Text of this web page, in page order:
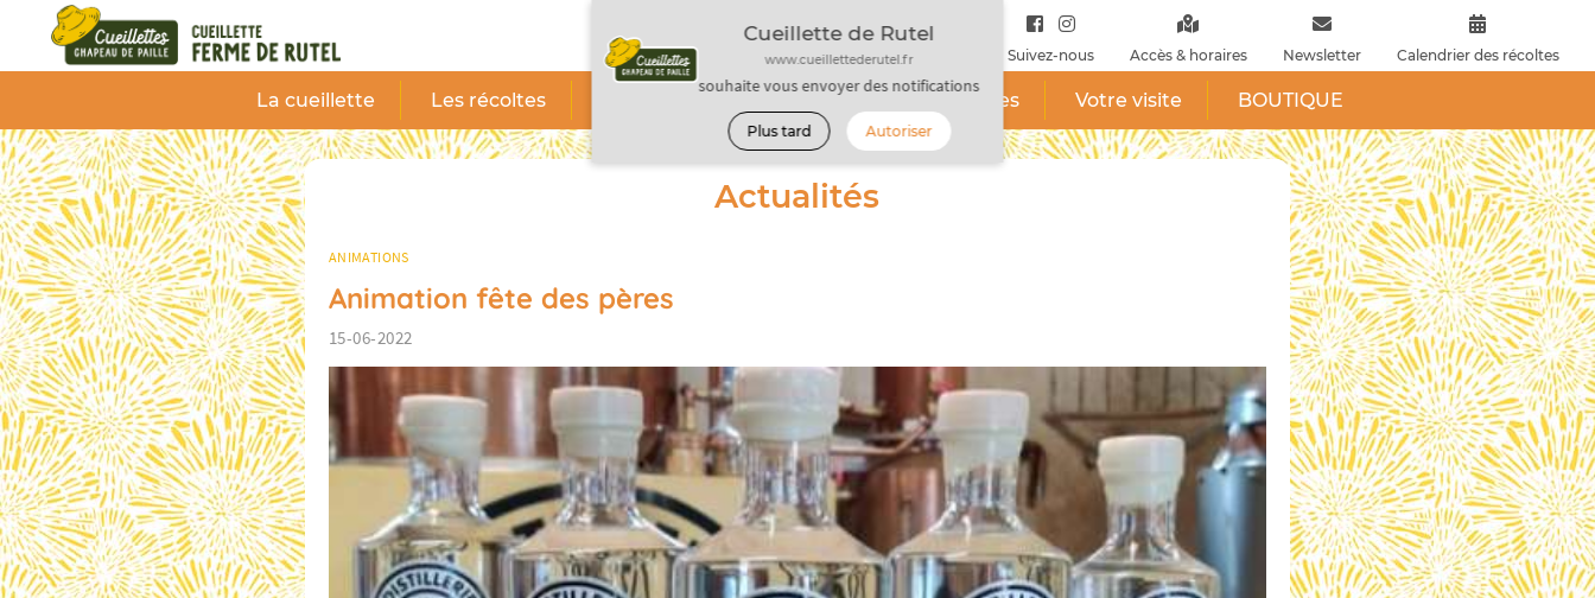
Suivez-nous Accès & horaires Newsletter Calendrier des récoltes
La cueillette Les récoltes Nos pratiques de culture Nos recettes Votre visite BOUTIQUE
Actualités
ANIMATIONS
Animation fête des pères
15-06-2022
Cueillette de Rutel
www.cueillettederutel.fr
souhaite vous envoyer des notifications
Plus tard Autoriser
Panneau de gestion des cookies